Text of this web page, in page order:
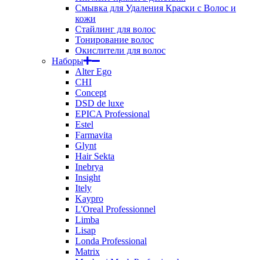
Смывка для Удаления Краски с Волос и
кожи
Стайлинг для волос
Тонирование волос
Окислители для волос
Наборы
Alter Ego
CHI
Concept
DSD de luxe
EPICA Professional
Estel
Farmavita
Glynt
Hair Sekta
Inebrya
Insight
Itely
Kaypro
L'Oreal Professionnel
Limba
Lisap
Londa Professional
Matrix